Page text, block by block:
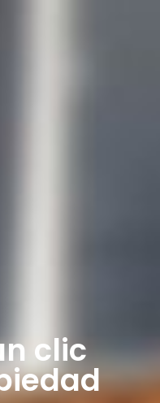
clic